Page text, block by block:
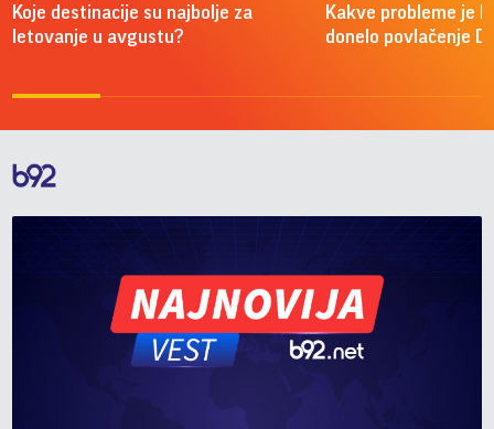
Koje destinacije su najbolje za
letovanje u avgustu?
Kakve probleme je
donelo povlačenje